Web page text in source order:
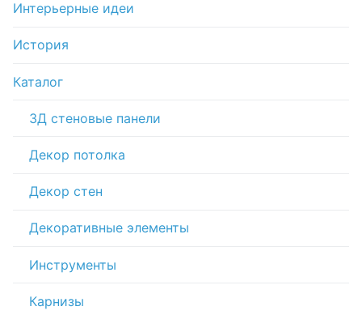
Интерьерные идеи
История
Каталог
3Д стеновые панели
Декор потолка
Декор стен
Декоративные элементы
Инструменты
Карнизы